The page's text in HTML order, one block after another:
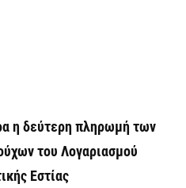
η δεύτερη πληρωμή των
του Λογαριασμού
Εστίας